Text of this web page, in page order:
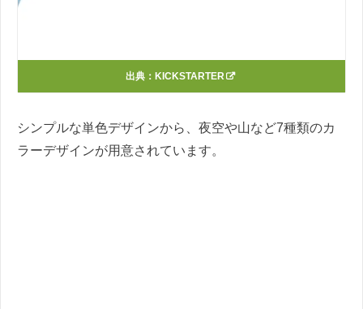
出典： KICKSTARTER
シンプルな単色デザインから、夜空や山など7種類のカ
ラーデザインが用意されています。